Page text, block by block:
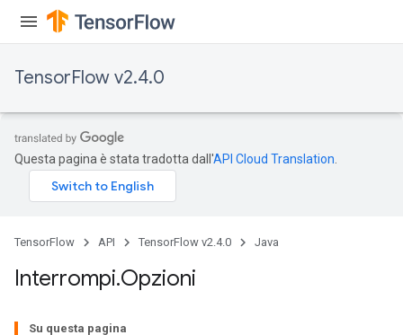
TensorFlow v2.4.0
Questa pagina è stata tradotta dall'API Cloud Translation
TensorFlow API TensorFlow v2.4.0 Java
Interrompi.Opzioni
Su questa pagina